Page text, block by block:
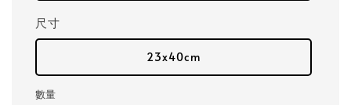
尺寸
23x40cm
數量